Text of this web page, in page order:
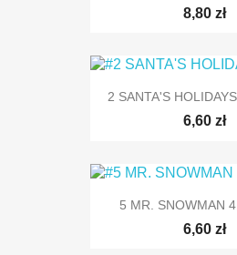
8,80 zł
2 SANTA'S
6,60 zł
5 MR. SNOWMAN
6,60 zł